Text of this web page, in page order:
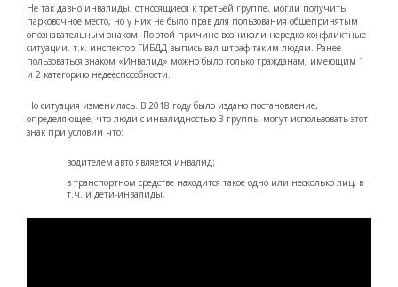
Не так давно инвалиды, относящиеся к третьей группе, могли получить
парковочное место, но у них не было прав для пользования общепринятым
опознавательным знаком. По этой причине возникали нередко конфликтные
ситуации, т.к. инспектор ГИБДД выписывал штраф таким людям. Ранее
пользоваться знаком «Инвалид» можно было только гражданам, имеющим 1
и 2 категорию недееспособности.
Но ситуация изменилась. В 2018 году было издано постановление,
определяющее, что люди с инвалидностью 3 группы могут использовать этот
знак при условии что:
водителем авто является инвалид;
в транспортном средстве находится такое одно или несколько лиц, в
т.ч. и дети-инвалиды.